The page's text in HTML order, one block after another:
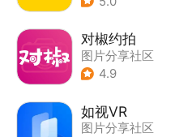
对椒约拍
图片分享社区
4.9
如视VR
图片分享社区